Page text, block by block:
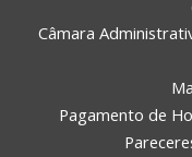
Câmara
Pagamento de